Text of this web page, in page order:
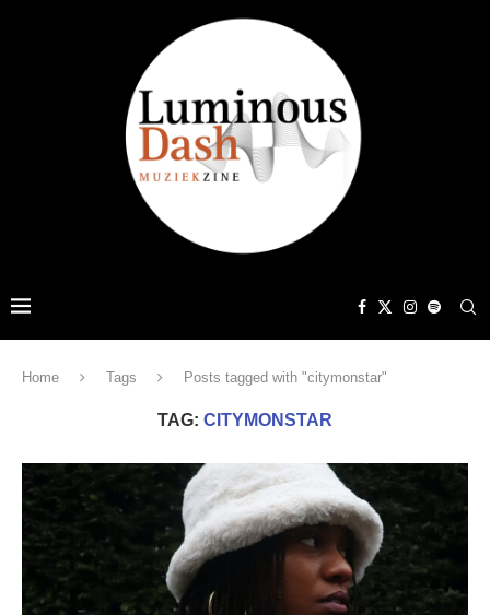
Home Tags Posts tagged with "citymonstar"
TAG: CITYMONSTAR